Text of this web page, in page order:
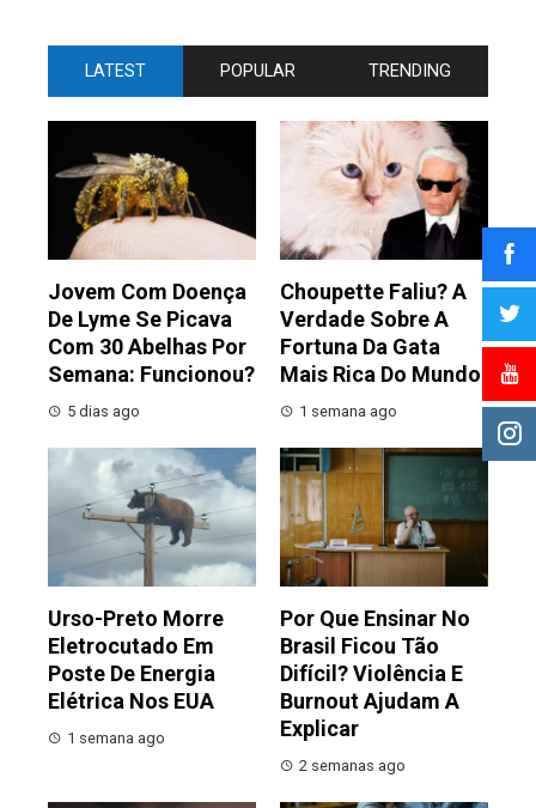
LATEST POPULAR TRENDING
Jovem Com Doença
De Lyme Se Picava
Com 30 Abelhas Por
Semana: Funcionou?
5 dias ago
Choupette Faliu? A
Verdade Sobre A
Fortuna Da Gata
Mais Rica Do Mundo
1 semana ago
Urso-Preto Morre
Eletrocutado Em
Poste De Energia
Elétrica Nos EUA
1 semana ago
Por Que Ensinar No
Brasil Ficou Tão
Difícil? Violência E
Burnout Ajudam A
Explicar
2 semanas ago